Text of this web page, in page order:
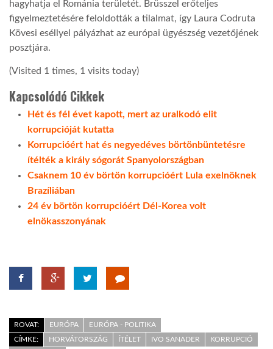
hagyhatja el Románia területét. Brüsszel erőteljes
figyelmeztetésére feloldották a tilalmat, így Laura Codruta
Kövesi eséllyel pályázhat az európai ügyészség vezetőjének
posztjára.
(Visited 1 times, 1 visits today)
Kapcsolódó Cikkek
Hét és fél évet kapott, mert az uralkodó elit
korrupcióját kutatta
Korrupcióért hat és negyedéves börtönbüntetésre
ítélték a király sógorát Spanyolországban
Csaknem 10 év börtön korrupcióért Lula exelnöknek
Brazíliában
24 év börtön korrupcióért Dél-Korea volt
elnökasszonyának
ROVAT: EURÓPA
EURÓPA - POLITIKA
CÍMKE:
HORVÁTORSZÁG ÍTÉLET IVO SANADER
KORRUPCIÓ